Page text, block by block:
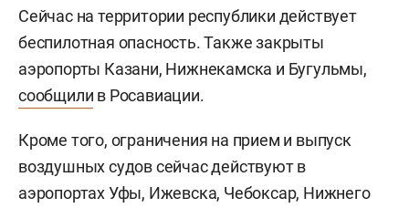
Сейчас на территории республики действует
беспилотная опасность. Также закрыты
аэропорты Казани, Нижнекамска и Бугульмы,
сообщили в Росавиации.
Кроме того, ограничения на прием и выпуск
воздушных судов сейчас действуют в
аэропортах Уфы, Ижевска, Чебоксар, Нижнего